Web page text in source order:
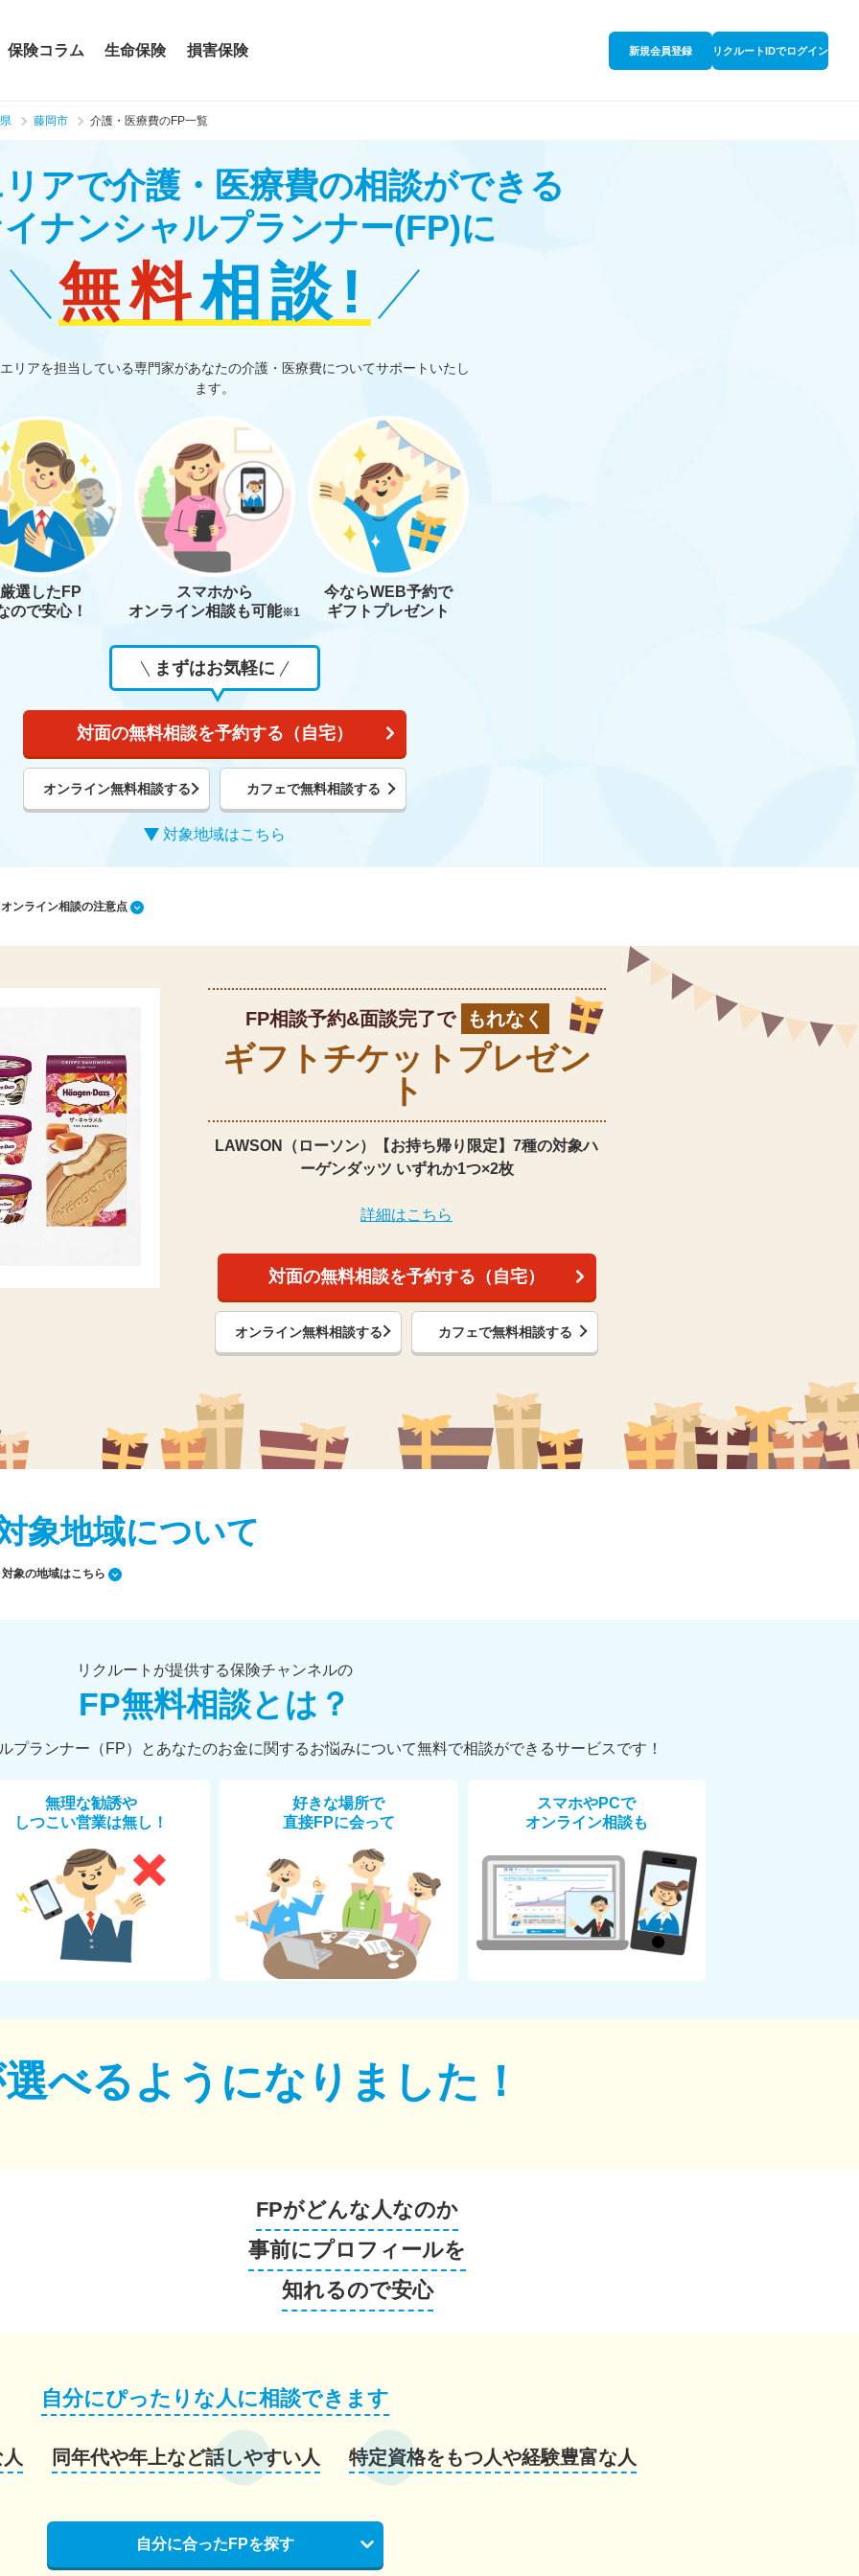
保険コラム 生命保険 損害保険 新規会員登録 リクルートIDでログイン
藤岡市 介護・医療費のFP一覧
アで介護・医療費の相談ができる
ナンシャルプランナー(FP)に
無料相談!
リアを担当している専門家があなたの介護・医療費についてサポートいたし
ます。
厳選したFP
ので安心！
スマホから
オンライン相談も可能※1
今ならWEB予約で
ギフトプレゼント
まずはお気軽に
対面の無料相談を予約する（自宅）
オンライン無料相談する カフェで無料相談する
対象地域はこちら
ンライン相談の注意点
FP相談予約&面談完了で もれなく
ギフトチケット プレゼン
ト
LAWSON（ローソン）【お持ち帰り限定】 7種の対象ハ
ーゲンダッツ いずれか1つ×2枚
詳細はこちら
対面の無料相談を予約する（自宅）
オンライン無料相談する カフェで無料相談する
象地域について
対象の地域はこちら
リクルートが提供する保険チャンネルの
FP無料相談とは？
プランナー（FP）とあなたのお金に関するお悩みについて無料で相談ができるサービスです！
無理な勧誘や
しつこい営業は無し！
好きな場所で
直接FPに会って
スマホやPCで
オンライン相談も
べるようになりました！
FPがどんな人なのか
事前にプロフィールを
知れるので安心
自分にぴったりな人に相談できます
同年代や年上など話しやすい人 特定資格をもつ人や経験豊富な人
自分に合ったFPを探す